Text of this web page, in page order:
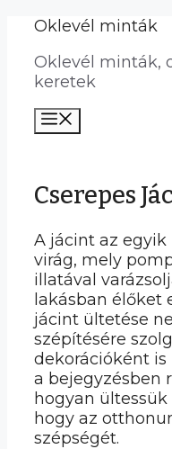
Kilépés
tartalomba
Oklevél minták
Oklevél minták,
keretek
Cserepes
A jácint az
virág, mely
illatával
lakásban élőket
jácint ültetése
szépítésére
dekorációként is
a bejegyzésben
hogyan
hogy az
szépségét.